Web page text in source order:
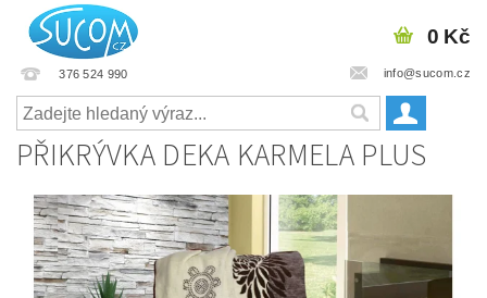
376 524 990 info@sucom.cz
0 Kč
PŘIKRÝVKA DEKA KARMELA PLUS